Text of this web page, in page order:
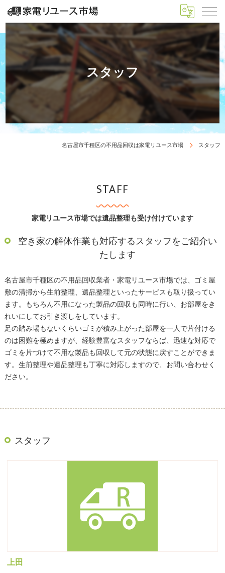
スタッフ
名古屋市千種区の不用品回収は家電リユース市場 スタッフ
家電リユース市場では遺品整理も受け付けています
STAFF
空き家の解体作業も対応するスタッフをご紹介い
たします
名古屋市千種区の不用品回収業者・家電リユース市場では、ゴミ屋
敷の清掃から生前整理、遺品整理といったサービスも取り扱ってい
ます。もちろん不用になった製品の回収も同時に行い、お部屋をき
れいにしてお引き渡しをしています。
足の踏み場もないくらいゴミが積み上がった部屋を一人で片付ける
のは困難を極めますが、経験豊富なスタッフならば、迅速な対応で
ゴミを片づけて不用な製品も回収して元の状態に戻すことができま
す。生前整理や遺品整理も丁寧に対応しますので、お問い合わせく
ださい。
スタッフ
上田